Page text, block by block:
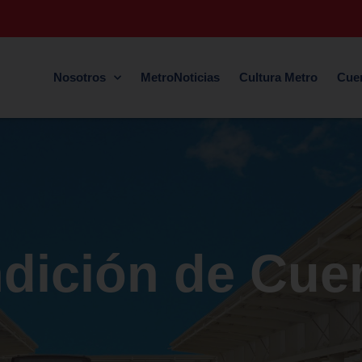
Nosotros MetroNoticias Cultura Metro
de